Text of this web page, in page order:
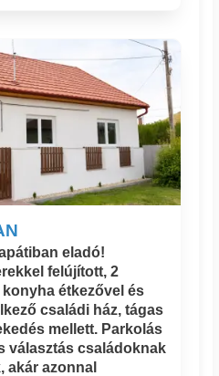
eladó!
felújított, 2
étkezővel és
családi ház, tágas
mellett. Parkolás
választás családoknak
akár azonnal